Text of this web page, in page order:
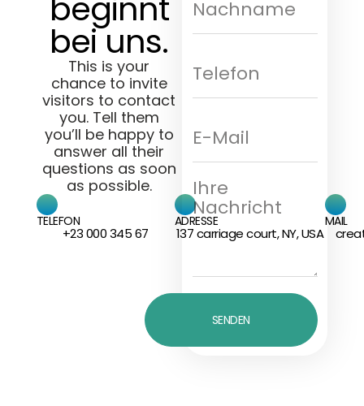
bei uns.
This is your
chance to invite
visitors to contact
you. Tell them
you’ll be happy to
answer all their
questions as soon
as possible.
TELEFON
+23 000 345 67
ADRESSE
137 carriage court, NY, USA
MAIL
SENDEN